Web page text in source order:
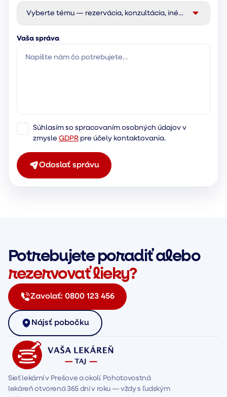
Vyberte tému — rezervácia, konzultácia, iné…
Vaša správa
Súhlasím so spracovaním osobných údajov v
zmysle GDPR pre účely kontaktovania.
Odoslať správu
Potrebujete poradiť alebo
rezervovať lieky?
Zavolať: 0800 123 456
Nájsť pobočku
Sieť lekární v Prešove a okolí. Pohotovostná
lekáreň otvorená 365 dní v roku — vždy s ľudským